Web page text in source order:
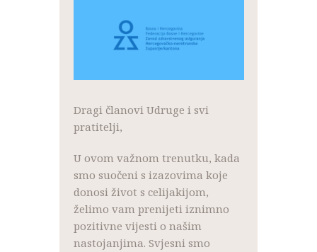
Dragi članovi Udruge i svi
pratitelji,
U ovom važnom trenutku, kada
smo suočeni s izazovima koje
donosi život s celijakijom,
želimo vam prenijeti iznimno
pozitivne vijesti o našim
nastojanjima. Svjesni smo